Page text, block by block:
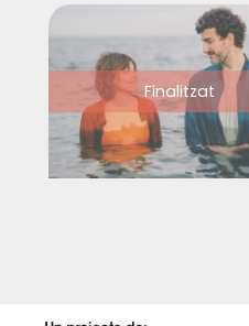
Finalitzat